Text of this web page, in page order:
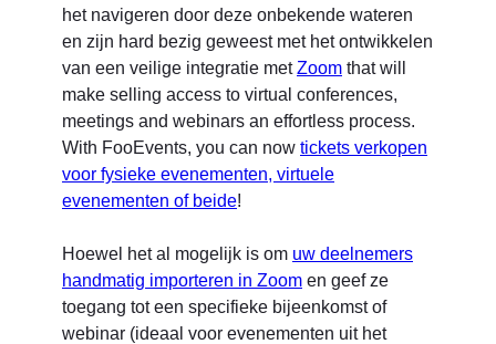
het navigeren door deze onbekende wateren
en zijn hard bezig geweest met het ontwikkelen
van een veilige integratie met Zoom that will
make selling access to virtual conferences,
meetings and webinars an effortless process.
With FooEvents, you can now tickets verkopen
voor fysieke evenementen, virtuele
evenementen of beide!
Hoewel het al mogelijk is om uw deelnemers
handmatig importeren in Zoom en geef ze
toegang tot een specifieke bijeenkomst of
webinar (ideaal voor evenementen uit het